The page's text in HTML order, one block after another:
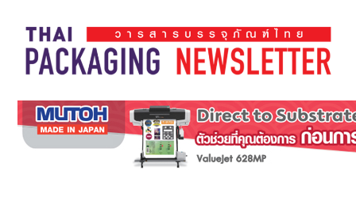
main
content
secondary
menu
primary
sidebar
footer
Thai
Pack
Magazine
Pack
Magazine